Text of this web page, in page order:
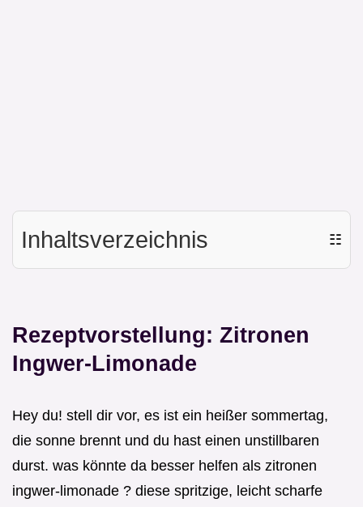
Inhaltsverzeichnis ☷
Rezeptvorstellung: Zitronen
Ingwer-Limonade
Hey du! stell dir vor, es ist ein heißer sommertag,
die sonne brennt und du hast einen unstillbaren
durst. was könnte da besser helfen als zitronen
ingwer-limonade ? diese spritzige, leicht scharfe